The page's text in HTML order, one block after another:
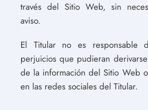
través del Sitio Web, sin
aviso.
El Titular no es responsable
perjuicios que pudieran
de la información del Sitio Web
en las redes sociales del Titular.